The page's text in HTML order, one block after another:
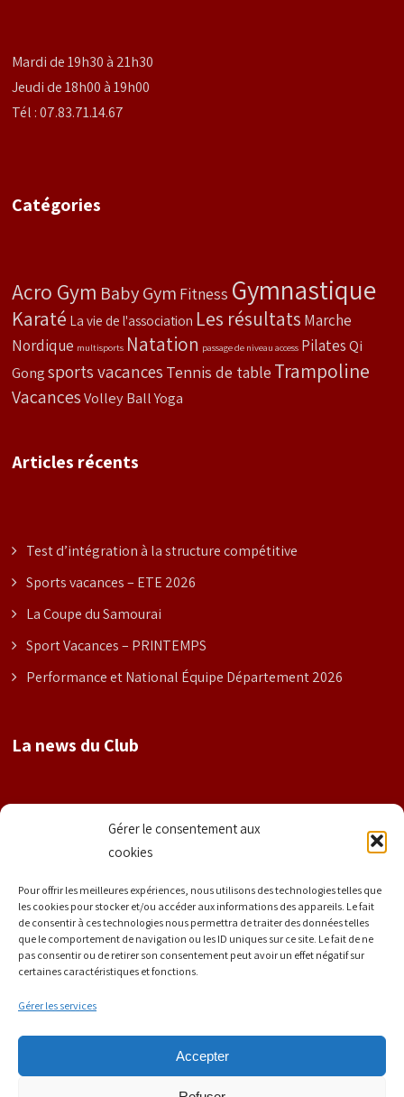
Gérer le consentement aux
cookies
Pour offrir les meilleures expériences, nous utilisons des technologies telles que
les cookies pour stocker et/ou accéder aux informations des appareils. Le fait
de consentir à ces technologies nous permettra de traiter des données telles
que le comportement de navigation ou les ID uniques sur ce site. Le fait de ne
pas consentir ou de retirer son consentement peut avoir un effet négatif sur
certaines caractéristiques et fonctions.
Gérer les services
Accepter
Mardi de 19h30 à 21h30
Jeudi de 18h00 à 19h00
Tél : 07.83.71.14.67
Catégories
Acro Gym Baby Gym Fitness Gymnastique
Karaté La vie de l'association Les résultats Marche
Nordique multisports Natation passage de niveau access Pilates Qi
Gong sports vacances Tennis de table Trampoline
Vacances Volley Ball Yoga
Articles récents
Test d’intégration à la structure compétitive
Sports vacances – ETE 2026
La Coupe du Samourai
Sport Vacances – PRINTEMPS
Performance et National Équipe Département 2026
La news du Club
Prénom
E-mail*